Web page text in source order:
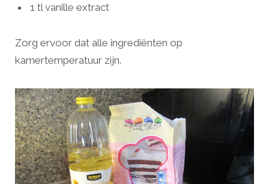
1 tl vanille extract
Zorg ervoor dat alle ingrediënten op
kamertemperatuur zijn.